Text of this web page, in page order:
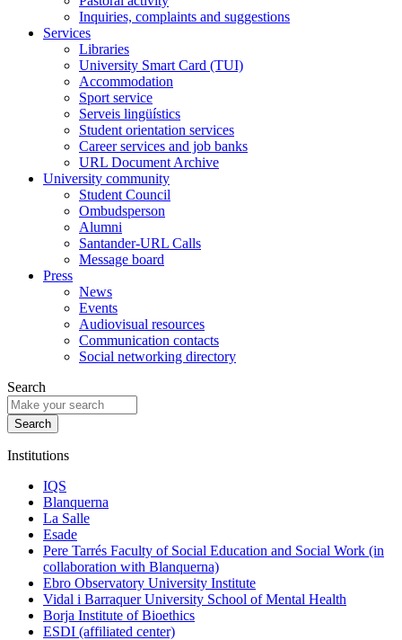
Inquiries, complaints and suggestions
Services
Libraries
University Smart Card (TUI)
Accommodation
Sport service
Serveis lingüístics
Student orientation services
Career services and job banks
URL Document Archive
University community
Student Council
Ombudsperson
Alumni
Santander-URL Calls
Message board
Press
News
Events
Audiovisual resources
Communication contacts
Social networking directory
Search
Institutions
IQS
Blanquerna
La Salle
Esade
Pere Tarrés Faculty of Social Education and Social Work (in
collaboration with Blanquerna)
Ebro Observatory University Institute
Vidal i Barraquer University School of Mental Health
Borja Institute of Bioethics
ESDI (affiliated center)